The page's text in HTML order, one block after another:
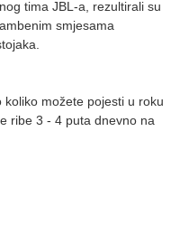
tima JBL-a, rezultirali su
smjesama
možete pojesti u roku
ribe 3 - 4 puta dnevno na